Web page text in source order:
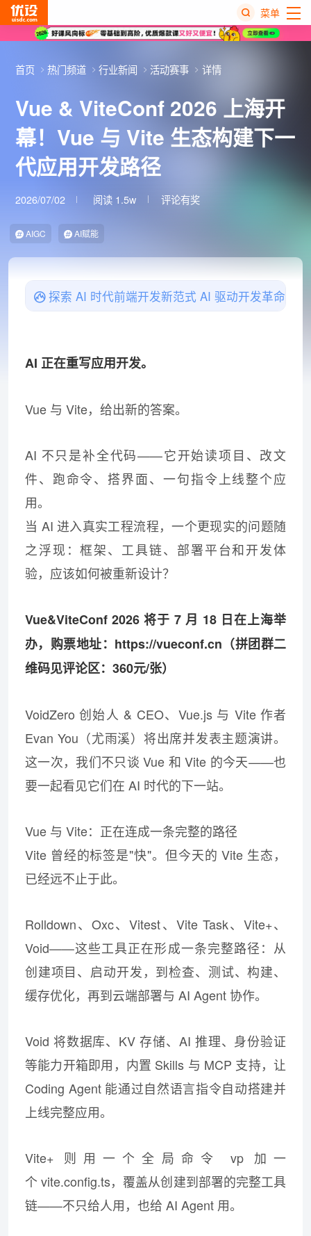
菜单
首页 热门频道 行业新闻 活动赛事 详情
Vue & ViteConf 2026 上海开
幕！Vue 与 Vite 生态构建下一
代应用开发路径
2026/07/02 阅读 1.5w 评论有奖
AIGC AI赋能
探索 AI 时代前端开发新范式 AI 驱动开发革命
AI 正在重写应用开发。
Vue 与 Vite，给出新的答案。
AI 不只是补全代码——它开始读项目、改文
件、跑命令、搭界面、一句指令上线整个应
用。
当 AI 进入真实工程流程，一个更现实的问题随
之浮现：框架、工具链、部署平台和开发体
验，应该如何被重新设计？
Vue&ViteConf 2026 将于 7 月 18 日在上海举
办，购票地址：https://vueconf.cn（拼团群二
维码见评论区：360元/张）
VoidZero 创始人 & CEO、Vue.js 与 Vite 作者
Evan You（尤雨溪）将出席并发表主题演讲。
这一次，我们不只谈 Vue 和 Vite 的今天——也
要一起看见它们在 AI 时代的下一站。
Vue 与 Vite：正在连成一条完整的路径
Vite 曾经的标签是"快"。但今天的 Vite 生态，
已经远不止于此。
Rolldown、Oxc、Vitest、Vite Task、Vite+、
Void——这些工具正在形成一条完整路径：从
创建项目、启动开发，到检查、测试、构建、
缓存优化，再到云端部署与 AI Agent 协作。
Void 将数据库、KV 存储、AI 推理、身份验证
等能力开箱即用，内置 Skills 与 MCP 支持，让
Coding Agent 能通过自然语言指令自动搭建并
上线完整应用。
Vite+ 则用一个全局命令 vp 加一
个 vite.config.ts，覆盖从创建到部署的完整工具
链——不只给人用，也给 AI Agent 用。